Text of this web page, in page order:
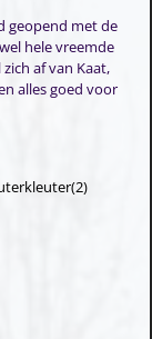
geopend met de
hele vreemde
af van Kaat,
alles goed voor